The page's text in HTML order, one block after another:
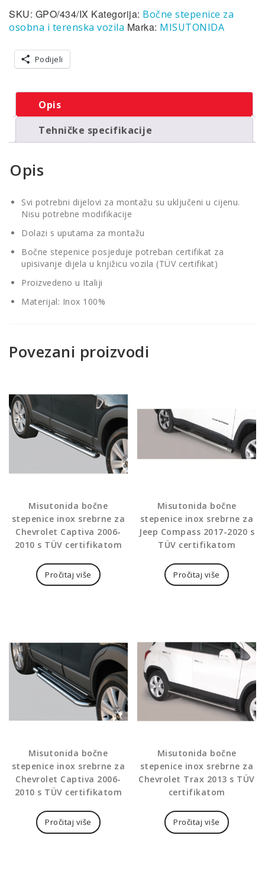
SKU: GPO/434/IX Kategorija: Bočne stepenice za
osobna i terenska vozila Marka: MISUTONIDA
Podijeli
Opis
Tehničke specifikacije
Opis
Svi potrebni dijelovi za montažu su uključeni u cijenu.
Nisu potrebne modifikacije
Dolazi s uputama za montažu
Bočne stepenice posjeduje potreban certifikat za
upisivanje dijela u knjižicu vozila (TÜV certifikat)
Proizvedeno u Italiji
Materijal: Inox 100%
Povezani proizvodi
Misutonida bočne
stepenice inox srebrne za
Chevrolet Captiva 2006-
2010 s TÜV certifikatom
Pročitaj više
Misutonida bočne
stepenice inox srebrne za
Jeep Compass 2017-2020 s
TÜV certifikatom
Pročitaj više
Misutonida bočne
stepenice inox srebrne za
Chevrolet Captiva 2006-
2010 s TÜV certifikatom
Pročitaj više
Misutonida bočne
stepenice inox srebrne za
Chevrolet Trax 2013 s TÜV
certifikatom
Pročitaj više